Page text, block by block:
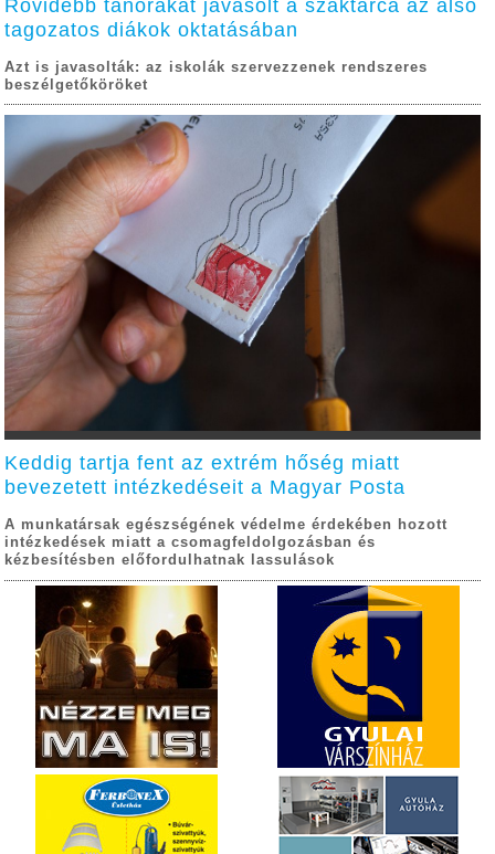
Rövidebb tanórákat javasolt a szaktárca az alsó
tagozatos diákok oktatásában
Azt is javasolták: az iskolák szervezzenek rendszeres
beszélgetőköröket
Keddig tartja fent az extrém hőség miatt
bevezetett intézkedéseit a Magyar Posta
A munkatársak egészségének védelme érdekében hozott
intézkedések miatt a csomagfeldolgozásban és
kézbesítésben előfordulhatnak lassulások